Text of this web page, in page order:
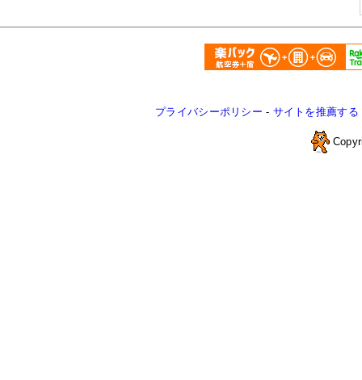
プライバシーポリシー - サイトを推薦する